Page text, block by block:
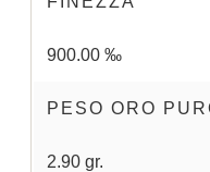
900.00 ‰
PESO ORO
2.90 gr.